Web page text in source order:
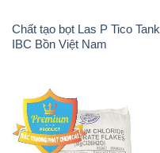
Chất tạo bọt Las P Tico Tank
IBC Bồn Việt Nam